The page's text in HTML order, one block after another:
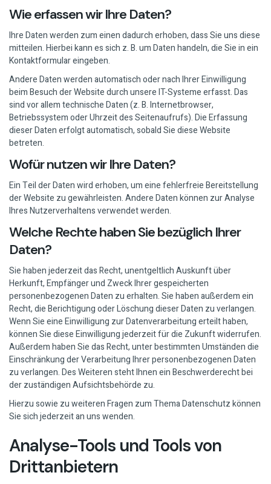
Wie erfassen wir Ihre Daten?
Ihre Daten werden zum einen dadurch erhoben, dass Sie uns diese
mitteilen. Hierbei kann es sich z. B. um Daten handeln, die Sie in ein
Kontaktformular eingeben.
Andere Daten werden automatisch oder nach Ihrer Einwilligung
beim Besuch der Website durch unsere IT-Systeme erfasst. Das
sind vor allem technische Daten (z. B. Internetbrowser,
Betriebssystem oder Uhrzeit des Seitenaufrufs). Die Erfassung
dieser Daten erfolgt automatisch, sobald Sie diese Website
betreten.
Wofür nutzen wir Ihre Daten?
Ein Teil der Daten wird erhoben, um eine fehlerfreie Bereitstellung
der Website zu gewährleisten. Andere Daten können zur Analyse
Ihres Nutzerverhaltens verwendet werden.
Welche Rechte haben Sie bezüglich Ihrer
Daten?
Sie haben jederzeit das Recht, unentgeltlich Auskunft über
Herkunft, Empfänger und Zweck Ihrer gespeicherten
personenbezogenen Daten zu erhalten. Sie haben außerdem ein
Recht, die Berichtigung oder Löschung dieser Daten zu verlangen.
Wenn Sie eine Einwilligung zur Datenverarbeitung erteilt haben,
können Sie diese Einwilligung jederzeit für die Zukunft widerrufen.
Außerdem haben Sie das Recht, unter bestimmten Umständen die
Einschränkung der Verarbeitung Ihrer personenbezogenen Daten
zu verlangen. Des Weiteren steht Ihnen ein Beschwerderecht bei
der zuständigen Aufsichtsbehörde zu.
Hierzu sowie zu weiteren Fragen zum Thema Datenschutz können
Sie sich jederzeit an uns wenden.
Analyse-Tools und Tools von
Dritt­anbietern